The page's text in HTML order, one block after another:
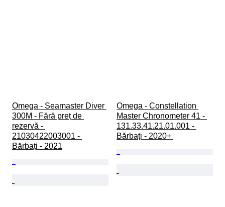
Omega - Seamaster Diver
300M - Fără preț de
rezervă -
21030422003001 -
Bărbați - 2021
Omega - Constellation
Master Chronometer 41 -
131.33.41.21.01.001 -
Bărbați - 2020+